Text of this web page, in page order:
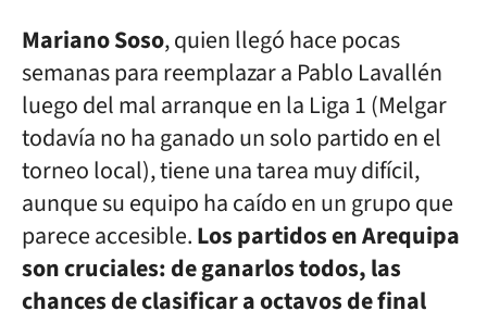
Mariano Soso, quien llegó hace pocas
semanas para reemplazar a Pablo Lavallén
luego del mal arranque en la Liga 1 (Melgar
todavía no ha ganado un solo partido en el
torneo local), tiene una tarea muy difícil,
aunque su equipo ha caído en un grupo que
parece accesible.Los partidos en Arequipa
son cruciales: de ganarlos todos, las
chances de clasificar a octavos de final